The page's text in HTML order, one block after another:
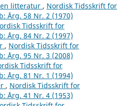
litteratur , Nordisk Tidsskrift for
Årg. 58 Nr. 2 (1970)
Tidsskrift for
Årg. 84 Nr. 2 (1997)
, Nordisk Tidsskrift for
Årg. 95 Nr. 3 (2008)
Tidsskrift for
Årg. 81 Nr. 1 (1994)
, Nordisk Tidsskrift for
Årg. 41 Nr. 4 (1953)